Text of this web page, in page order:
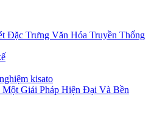
Đặc Trưng Văn Hóa Truyền Thống
kisato
Giải Pháp Hiện Đại Và Bền